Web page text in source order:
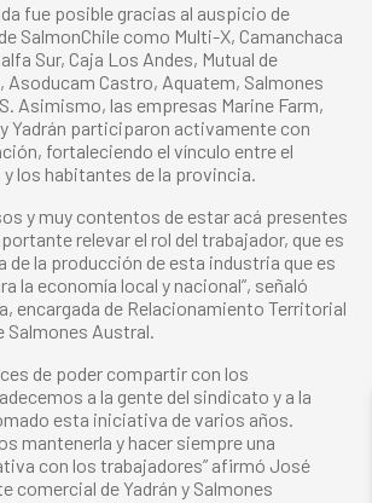
fue posible gracias al auspicio de
SalmonChile como Multi-X, Camanchaca
Sur, Caja Los Andes, Mutual de
Asoducam Castro, Aquatem, Salmones
Asimismo, las empresas Marine Farm,
Yadrán participaron activamente con
fortaleciendo el vínculo entre el
los habitantes de la provincia.
y muy contentos de estar acá presentes
relevar el rol del trabajador, que es
de la producción de esta industria que es
la economía local y nacional”, señaló
encargada de Relacionamiento Territorial
Salmones Austral.
de poder compartir con los
a la gente del sindicato y a la
esta iniciativa de varios años.
mantenerla y hacer siempre una
con los trabajadores” afirmó José
comercial de Yadrán y Salmones